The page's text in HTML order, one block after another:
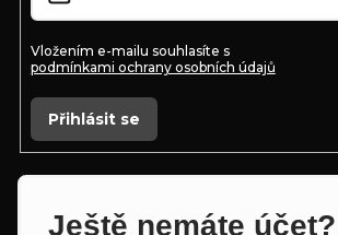
Vložením e-mailu souhlasíte s
podmínkami ochrany osobních údajů
Přihlásit se
Ještě nemáte účet?